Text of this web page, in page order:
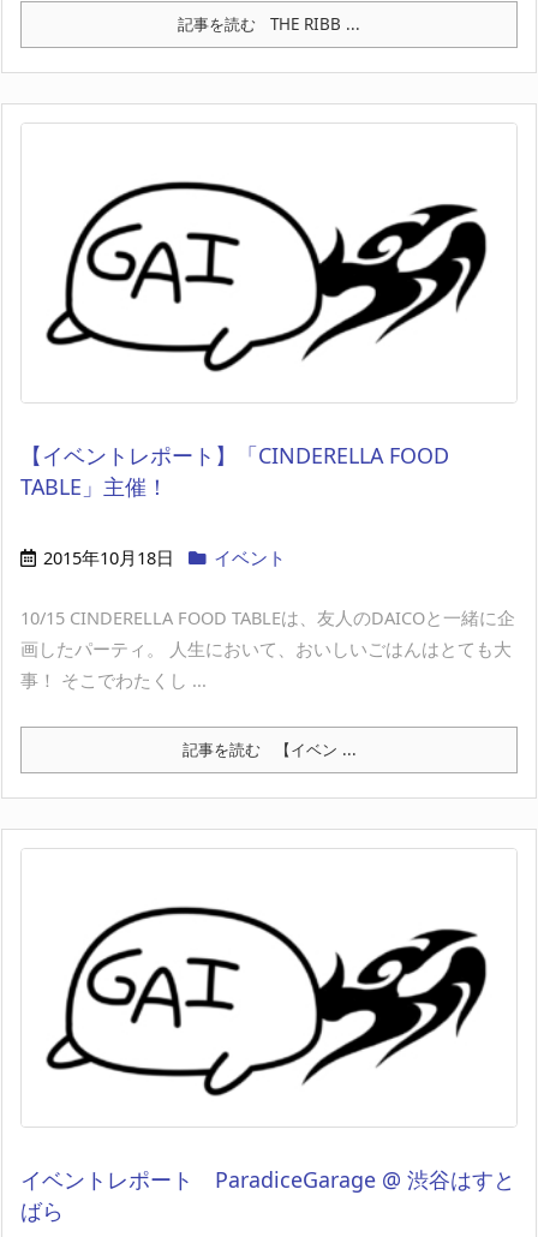
記事を読む THE RIBB ...
【イベントレポート】「CINDERELLA FOOD
TABLE」主催！
2015年10月18日 イベント
10/15 CINDERELLA FOOD TABLEは、友人のDAICOと一緒に企
画したパーティ。 人生において、おいしいごはんはとても大
事！ そこでわたくし ...
記事を読む 【イベン ...
イベントレポート ParadiceGarage @ 渋谷はすと
ばら